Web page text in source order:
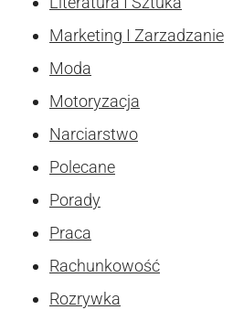
Marketing I Zarzadzanie
Moda
Motoryzacja
Narciarstwo
Polecane
Porady
Praca
Rachunkowość
Rozrywka